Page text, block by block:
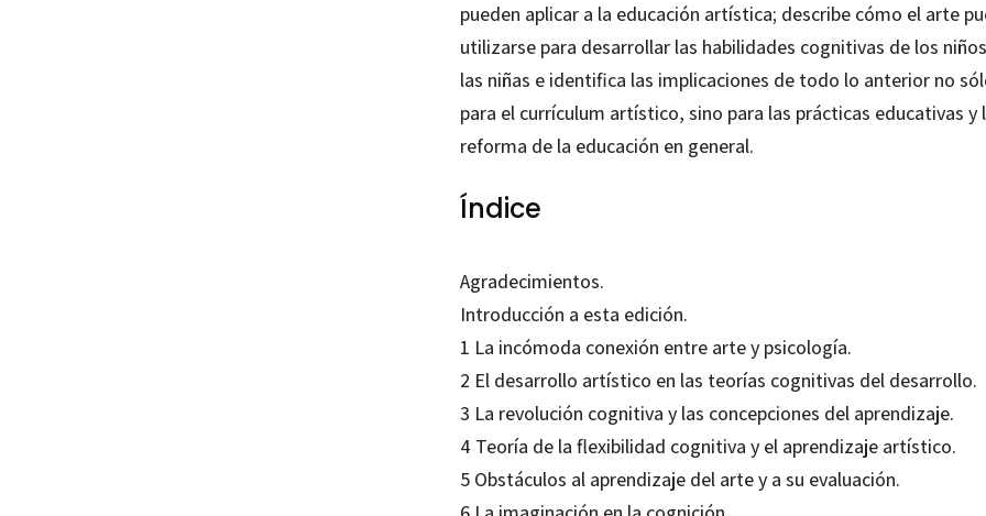
pueden aplicar a la educación artística; describe cómo el arte
utilizarse para desarrollar las habilidades cognitivas de los
las niñas e identifica las implicaciones de todo lo anterior no
para el currículum artístico, sino para las prácticas educativas y
reforma de la educación en general.
Índice
Agradecimientos.
Introducción a esta edición.
1 La incómoda conexión entre arte y psicología.
2 El desarrollo artístico en las teorías cognitivas del desarrollo.
3 La revolución cognitiva y las concepciones del aprendizaje.
4 Teoría de la flexibilidad cognitiva y el aprendizaje artístico.
5 Obstáculos al aprendizaje del arte y a su evaluación.